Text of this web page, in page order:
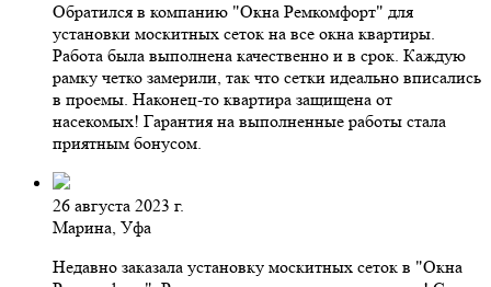
Обратился в компанию "Окна Ремкомфорт" для
установки москитных сеток на все окна квартиры.
Работа была выполнена качественно и в срок. Каждую
рамку четко замерили, так что сетки идеально вписались
в проемы. Наконец-то квартира защищена от
насекомых! Гарантия на выполненные работы стала
приятным бонусом.
26 августа 2023 г.
Марина, Уфа
Недавно заказала установку москитных сеток в "Окна